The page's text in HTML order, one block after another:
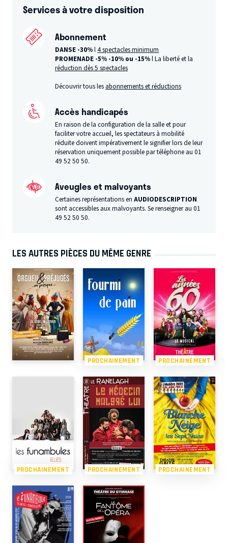
Services à votre disposition
Abonnement
DANSE -30%l4 spectacles minimum
PROMENADE -5% -10% ou -15%l La liberté et la
réduction dès 5 spectacles
Découvrir tous les abonnements et réductions
Accès handicapés
En raison de la configuration de la salle et pour
faciliter votre accueil, les spectateurs à mobilité
réduite doivent impérativement le signifier lors de leur
réservation uniquement possible par téléphone au 01
49 52 50 50.
Aveugles et malvoyants
Certaines représentations enAUDIODESCRIPTION
sont accessibles aux malvoyants. Se renseigner au 01
49 52 50 50.
LES AUTRES PIÈCES DU MÊME GENRE
PROCHAINEMENT PROCHAINEMENT
PROCHAINEMENT PROCHAINEMENT PROCHAINEMENT